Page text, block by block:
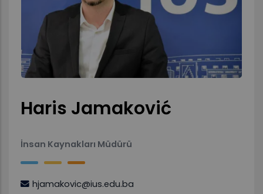
Haris Jamaković
İnsan Kaynakları Müdürü
hjamakovic@ius.edu.ba